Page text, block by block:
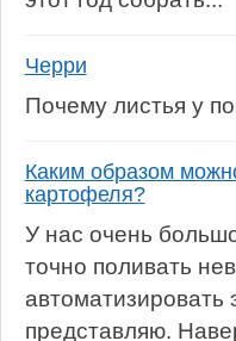
Черри
Почему листья у
Каким образом
картофеля?
У нас очень
точно поливать
автоматизировать
представляю.